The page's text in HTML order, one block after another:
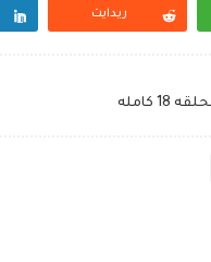
ريدايت
كامله